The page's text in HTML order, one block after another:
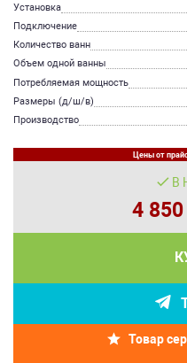
Установка
Подключение
Количество ванн
Объем одной ванны
Потребляемая мощность
Размеры (д/ш/в)
Производство
Цены от
В
4
Товар